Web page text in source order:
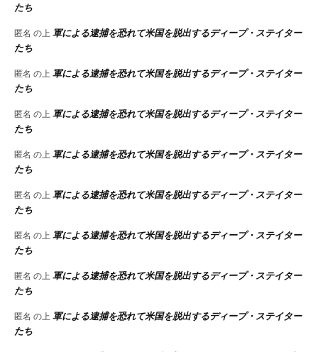
たち
匿名 の上軍による逮捕を恐れて米国を脱出するディープ・ステイター
たち
匿名 の上軍による逮捕を恐れて米国を脱出するディープ・ステイター
たち
匿名 の上軍による逮捕を恐れて米国を脱出するディープ・ステイター
たち
匿名 の上軍による逮捕を恐れて米国を脱出するディープ・ステイター
たち
匿名 の上軍による逮捕を恐れて米国を脱出するディープ・ステイター
たち
匿名 の上軍による逮捕を恐れて米国を脱出するディープ・ステイター
たち
匿名 の上軍による逮捕を恐れて米国を脱出するディープ・ステイター
たち
匿名 の上軍による逮捕を恐れて米国を脱出するディープ・ステイター
たち